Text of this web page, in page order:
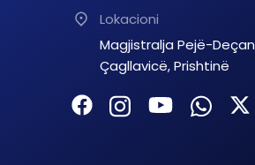
Lokacioni
Magjistralja Pejë-Deçan
Çagllavicë, Prishtinë